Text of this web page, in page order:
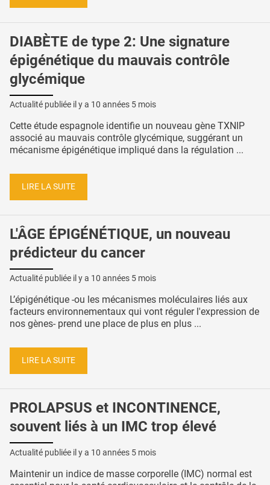
DIABÈTE de type 2: Une signature
épigénétique du mauvais contrôle
glycémique
Actualité publiée il y a 10 années 5 mois
Cette étude espagnole identifie un nouveau gène TXNIP
associé au mauvais contrôle glycémique, suggérant un
mécanisme épigénétique impliqué dans la régulation ...
LIRE LA SUITE
L'ÂGE ÉPIGÉNÉTIQUE, un nouveau
prédicteur du cancer
Actualité publiée il y a 10 années 5 mois
L’épigénétique -ou les mécanismes moléculaires liés aux
facteurs environnementaux qui vont réguler l'expression de
nos gènes- prend une place de plus en plus ...
LIRE LA SUITE
PROLAPSUS et INCONTINENCE,
souvent liés à un IMC trop élevé
Actualité publiée il y a 10 années 5 mois
Maintenir un indice de masse corporelle (IMC) normal est